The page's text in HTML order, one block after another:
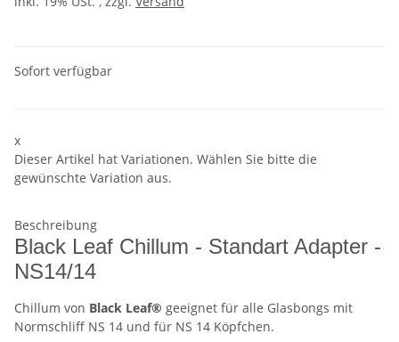
Sofort verfügbar
x
Dieser Artikel hat Variationen. Wählen Sie bitte die
gewünschte Variation aus.
Beschreibung
Black Leaf Chillum - Standart Adapter -
NS14/14
Chillum von Black Leaf® geeignet für alle Glasbongs mit
Normschliff NS 14 und für NS 14 Köpfchen.